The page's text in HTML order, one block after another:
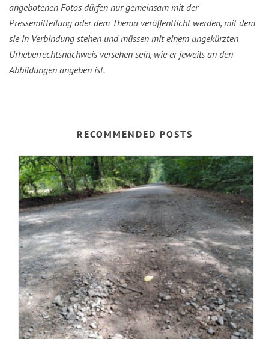
angebotenen Fotos dürfen nur gemeinsam mit der
Pressemitteilung oder dem Thema veröffentlicht werden, mit dem
sie in Verbindung stehen und müssen mit einem ungekürzten
Urheberrechtsnachweis versehen sein, wie er jeweils an den
Abbildungen angeben ist.
RECOMMENDED POSTS